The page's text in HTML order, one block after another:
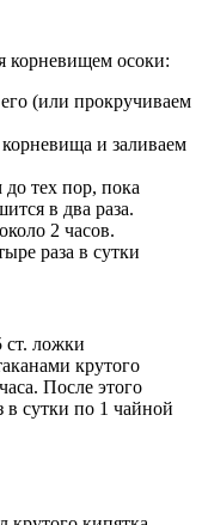
корневищем осоки:
(или прокручиваем
и заливаем
тех пор, пока
в два раза.
2 часов.
раза в сутки
ст. ложки
крутого
После этого
в сутки по 1 чайной